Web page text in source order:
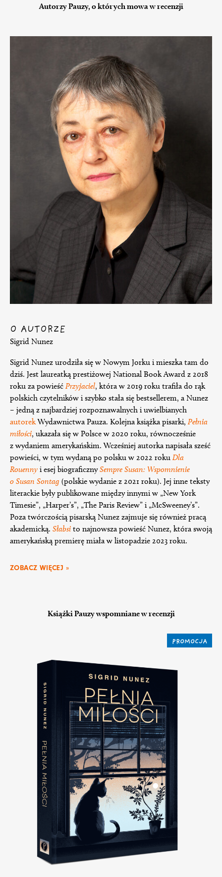
Autorzy Pauzy, o których mowa w recenzji
O AUTORZE
Sigrid Nunez
Sigrid Nunez urodziła się w Nowym Jorku i mieszka tam do
dziś. Jest laureatką prestiżowej National Book Award z 2018
roku za powieść Przyjaciel, która w 2019 roku trafiła do rąk
polskich czytelników i szybko stała się bestsellerem, a Nunez
– jedną z najbardziej rozpoznawalnych i uwielbianych
autorekWydawnictwa Pauza. Kolejna książka pisarki, Pełnia
miłości, ukazała się w Polsce w 2020 roku, równocześnie
z wydaniem amerykańskim. Wcześniej autorka napisała sześć
powieści, w tym wydaną po polsku w 2022 roku Dla
Rouenny i esej biograficznySempre Susan: Wspomnienie
o Susan Sontag (polskie wydanie z 2021 roku). Jej inne teksty
literackie były publikowane między innymi w „New York
Timesie”, „Harper’s”, „The Paris Review” i „McSweeney’s”.
Poza twórczością pisarską Nunez zajmuje się również pracą
akademicką. Słabsi to najnowsza powieść Nunez, która swoją
amerykańską premierę miała w listopadzie 2023 roku.
ZOBACZ WIĘCEJ »
Książki Pauzy wspomniane w recenzji
PROMOCJA